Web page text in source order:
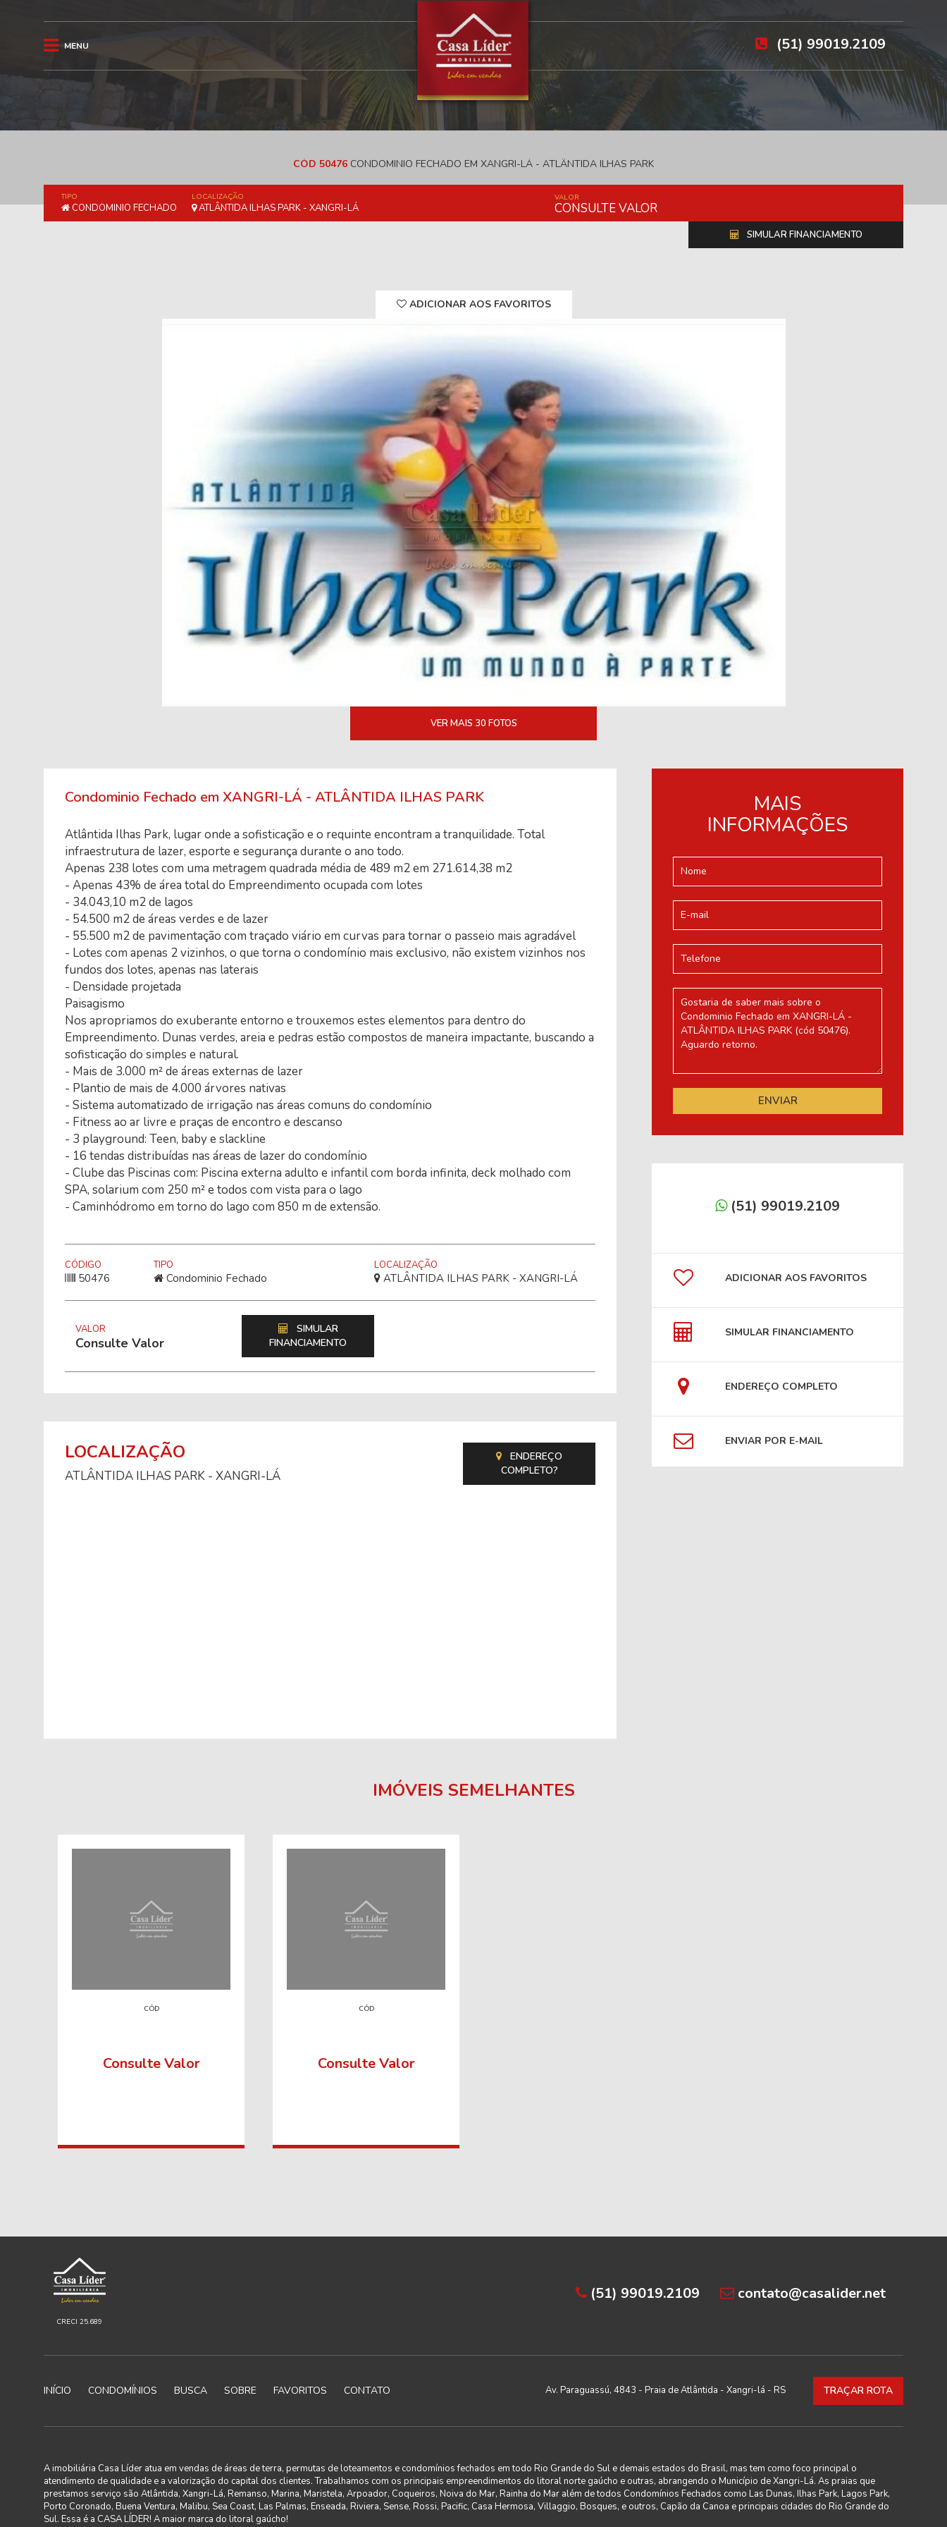
MENU (51) 99019.2109
CÓD 50476 CONDOMINIO FECHADO EM XANGRI-LÁ - ATLÂNTIDA ILHAS PARK
TIPO
CONDOMINIO FECHADO
LOCALIZAÇÃO
ATLÂNTIDA ILHAS PARK - XANGRI-LÁ
VALOR
CONSULTE VALOR
SIMULAR FINANCIAMENTO
ADICIONAR AOS FAVORITOS
VER MAIS 30 FOTOS
Condominio Fechado em XANGRI-LÁ - ATLÂNTIDA ILHAS PARK
Atlântida Ilhas Park, lugar onde a sofisticação e o requinte encontram a tranquilidade. Total
infraestrutura de lazer, esporte e segurança durante o ano todo.
Apenas 238 lotes com uma metragem quadrada média de 489 m2 em 271.614,38 m2
- Apenas 43% de área total do Empreendimento ocupada com lotes
- 34.043,10 m2 de lagos
- 54.500 m2 de áreas verdes e de lazer
- 55.500 m2 de pavimentação com traçado viário em curvas para tornar o passeio mais agradável
- Lotes com apenas 2 vizinhos, o que torna o condomínio mais exclusivo, não existem vizinhos nos
fundos dos lotes, apenas nas laterais
- Densidade projetada
Paisagismo
Nos apropriamos do exuberante entorno e trouxemos estes elementos para dentro do
Empreendimento. Dunas verdes, areia e pedras estão compostos de maneira impactante, buscando a
sofisticação do simples e natural.
- Mais de 3.000 m² de áreas externas de lazer
- Plantio de mais de 4.000 árvores nativas
- Sistema automatizado de irrigação nas áreas comuns do condomínio
- Fitness ao ar livre e praças de encontro e descanso
- 3 playground: Teen, baby e slackline
- 16 tendas distribuídas nas áreas de lazer do condomínio
- Clube das Piscinas com: Piscina externa adulto e infantil com borda infinita, deck molhado com
SPA, solarium com 250 m² e todos com vista para o lago
- Caminhódromo em torno do lago com 850 m de extensão.
CÓDIGO
50476
TIPO
Condominio Fechado
LOCALIZAÇÃO
ATLÂNTIDA ILHAS PARK - XANGRI-LÁ
VALOR
Consulte Valor
SIMULAR
FINANCIAMENTO
LOCALIZAÇÃO
ATLÂNTIDA ILHAS PARK - XANGRI-LÁ
ENDEREÇO
COMPLETO?
MAIS
INFORMAÇÕES
(51) 99019.2109
ADICIONAR AOS FAVORITOS
SIMULAR FINANCIAMENTO
ENDEREÇO COMPLETO
ENVIAR POR E-MAIL
IMÓVEIS SEMELHANTES
CÓD
Consulte Valor
CÓD
Consulte Valor
CRECI 25.689
(51) 99019.2109 contato@casalider.net
INÍCIO CONDOMÍNIOS BUSCA SOBRE FAVORITOS CONTATO Av. Paraguassú, 4843 - Praia de Atlântida - Xangri-lá - RS TRAÇAR ROTA
A imobiliária Casa Líder atua em vendas de áreas de terra, permutas de loteamentos e condomínios fechados em todo Rio Grande do Sul e demais estados do Brasil, mas tem como foco principal o
atendimento de qualidade e a valorização do capital dos clientes. Trabalhamos com os principais empreendimentos do litoral norte gaúcho e outras, abrangendo o Município de Xangri-Lá. As praias que
prestamos serviço são Atlântida, Xangri-Lá, Remanso, Marina, Maristela, Arpoador, Coqueiros, Noiva do Mar, Rainha do Mar além de todos Condomínios Fechados como Las Dunas, Ilhas Park, Lagos Park,
Porto Coronado, Buena Ventura, Malibu, Sea Coast, Las Palmas, Enseada, Riviera, Sense, Rossi, Pacific, Casa Hermosa, Villaggio, Bosques, e outros, Capão da Canoa e principais cidades do Rio Grande do
Sul. Essa é a CASA LÍDER! A maior marca do litoral gaúcho!